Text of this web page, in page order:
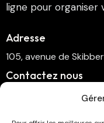
ligne pour organiser
Adresse
105, avenue de
Contactez nous